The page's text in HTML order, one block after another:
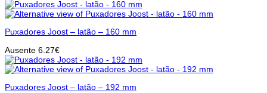
Puxadores Joost – latão – 160 mm
Ausente 6.27€
Puxadores Joost – latão – 192 mm